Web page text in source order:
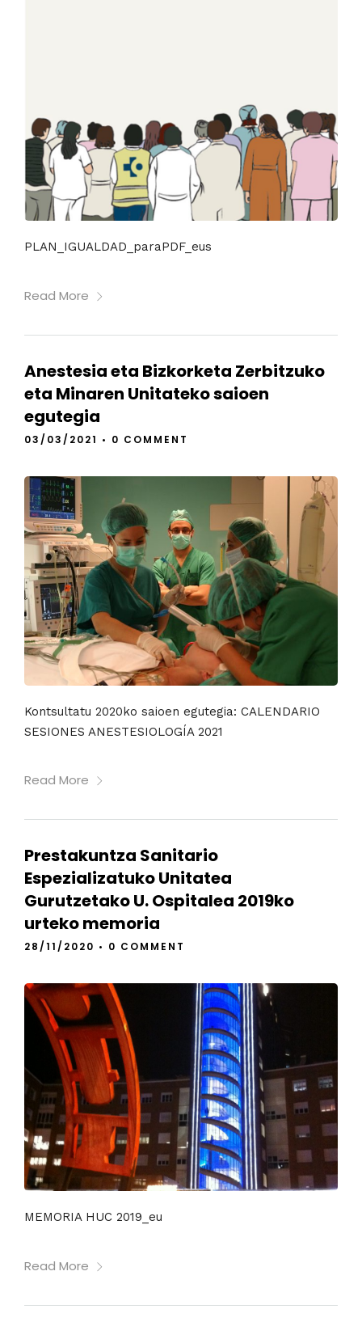
PLAN_IGUALDAD_paraPDF_eus
Read More
Anestesia eta Bizkorketa Zerbitzuko
eta Minaren Unitateko saioen
egutegia
03/03/2021 • 0 COMMENT
Kontsultatu 2020ko saioen egutegia: CALENDARIO
SESIONES ANESTESIOLOGÍA 2021
Read More
Prestakuntza Sanitario
Espezializatuko Unitatea
Gurutzetako U. Ospitalea 2019ko
urteko memoria
28/11/2020 • 0 COMMENT
MEMORIA HUC 2019_eu
Read More